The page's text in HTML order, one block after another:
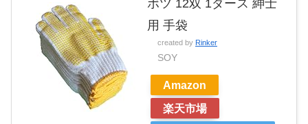
ボツ 12双 1ダース 紳士
用 手袋
created by Rinker
SOY
Amazon
楽天市場